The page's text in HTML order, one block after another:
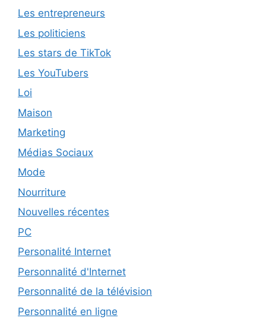
Les entrepreneurs
Les politiciens
Les stars de TikTok
Les YouTubers
Loi
Maison
Marketing
Médias Sociaux
Mode
Nourriture
Nouvelles récentes
PC
Personalité Internet
Personnalité d'Internet
Personnalité de la télévision
Personnalité en ligne